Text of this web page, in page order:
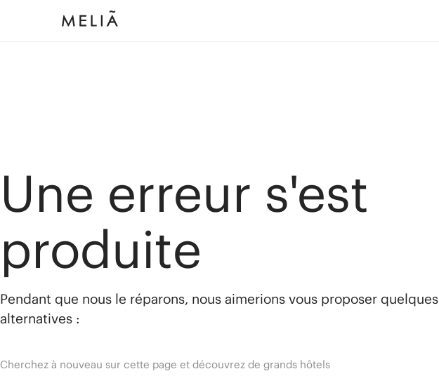
Une erreur s'est
produite
Pendant que nous le réparons, nous aimerions vous proposer quelques
alternatives :
Cherchez à nouveau sur cette page et découvrez de grands hôtels